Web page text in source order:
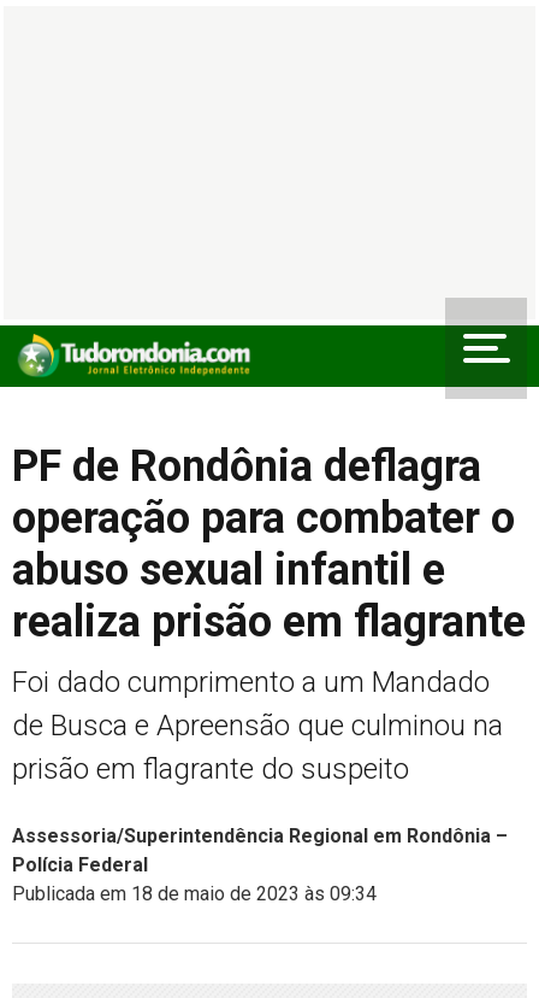
PF de Rondônia deflagra
operação para combater o
abuso sexual infantil e
realiza prisão em flagrante
Foi dado cumprimento a um Mandado
de Busca e Apreensão que culminou na
prisão em flagrante do suspeito
Assessoria/Superintendência Regional em Rondônia –
Polícia Federal
Publicada em 18 de maio de 2023 às 09:34